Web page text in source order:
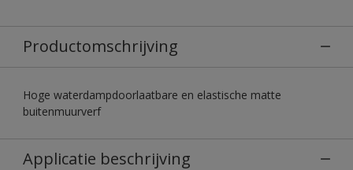
Productomschrijving
Hoge waterdampdoorlaatbare en elastische matte
buitenmuurverf
Applicatie beschrijving